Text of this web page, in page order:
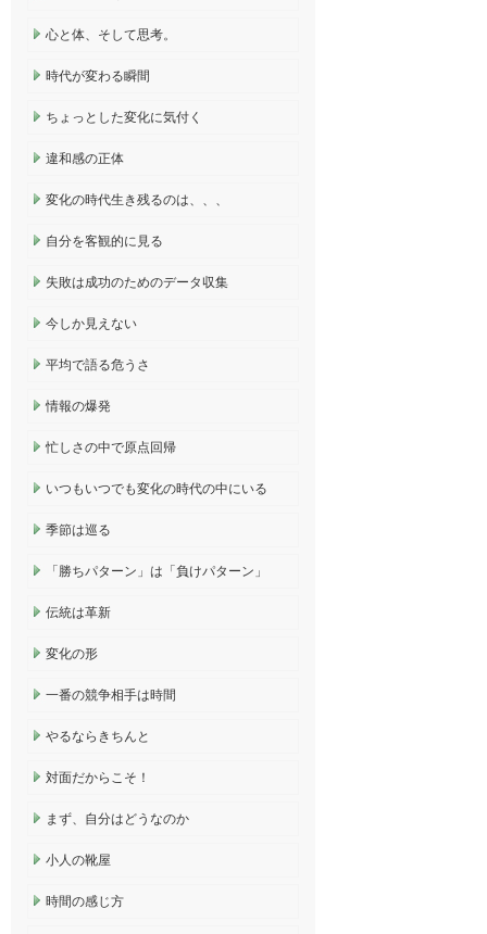
心と体、そして思考。
時代が変わる瞬間
ちょっとした変化に気付く
違和感の正体
変化の時代生き残るのは、、、
自分を客観的に見る
失敗は成功のためのデータ収集
今しか見えない
平均で語る危うさ
情報の爆発
忙しさの中で原点回帰
いつもいつでも変化の時代の中にいる
季節は巡る
「勝ちパターン」は「負けパターン」
伝統は革新
変化の形
一番の競争相手は時間
やるならきちんと
対面だからこそ！
まず、自分はどうなのか
小人の靴屋
時間の感じ方